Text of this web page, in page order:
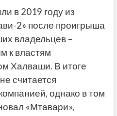
в 2019 году из
2» после проигрыша
владельцев –
к властям
Халваши. В итоге
считается
однако в том
«Мтавари»,